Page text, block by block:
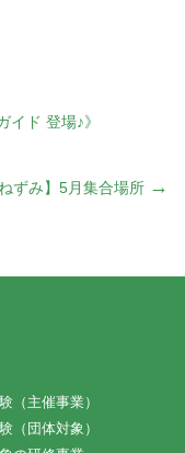
イド 登場♪》
ずみ】5月集合場所 →
（主催事業）
（団体対象）